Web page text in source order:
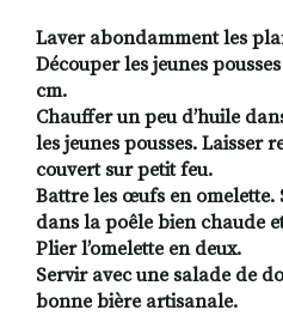
Laver abondamment les
Découper les jeunes
cm.
Chauffer un peu d’huile
les jeunes pousses. Laisser
couvert sur petit feu.
Battre les œufs en omelette.
dans la poêle bien chaude
Plier l’omelette en deux.
Servir avec une salade de
bonne bière artisanale.